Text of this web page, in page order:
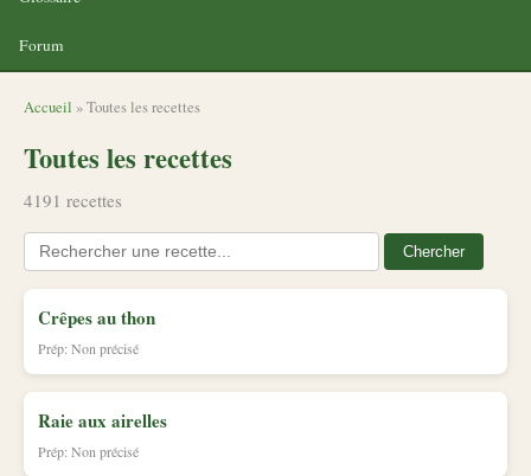
Forum
Accueil » Toutes les recettes
Toutes les recettes
4191 recettes
Chercher
Crêpes au thon
Prép: Non précisé
Raie aux airelles
Prép: Non précisé